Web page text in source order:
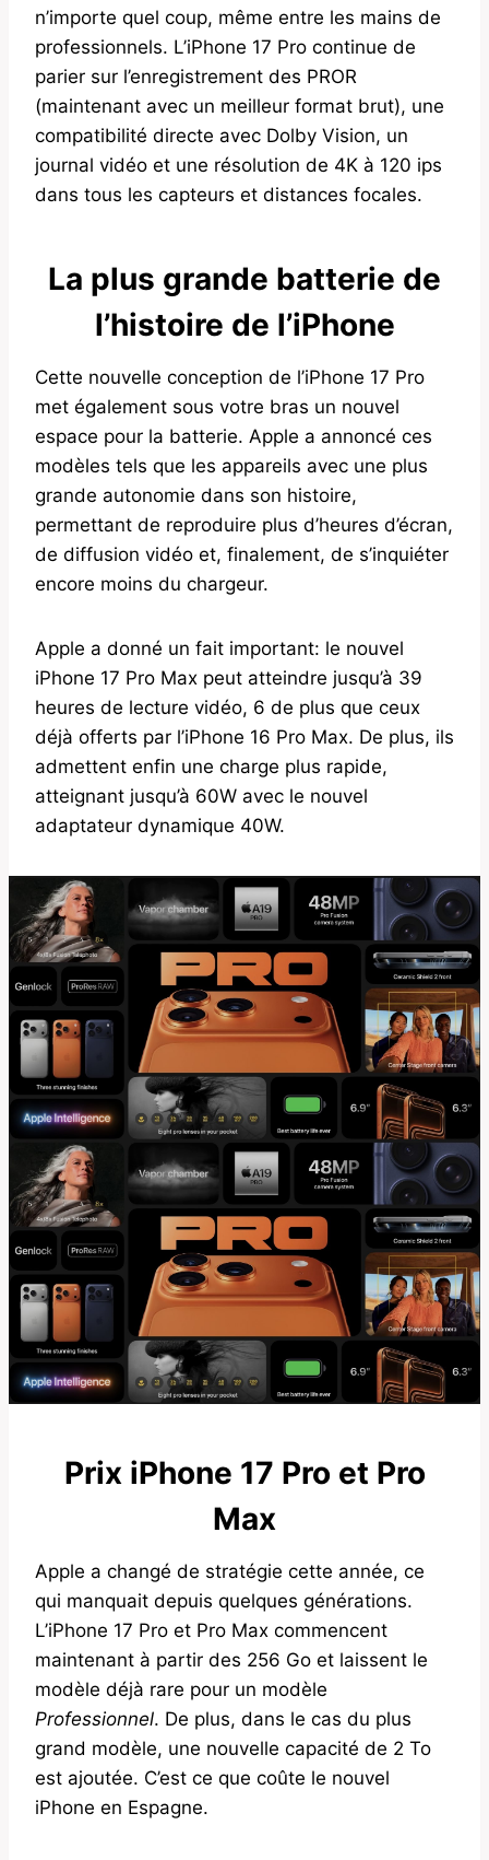
n’importe quel coup, même entre les mains de
professionnels. L’iPhone 17 Pro continue de
parier sur l’enregistrement des PROR
(maintenant avec un meilleur format brut), une
compatibilité directe avec Dolby Vision, un
journal vidéo et une résolution de 4K à 120 ips
dans tous les capteurs et distances focales.
La plus grande batterie de
l’histoire de l’iPhone
Cette nouvelle conception de l’iPhone 17 Pro
met également sous votre bras un nouvel
espace pour la batterie. Apple a annoncé ces
modèles tels que les appareils avec une plus
grande autonomie dans son histoire,
permettant de reproduire plus d’heures d’écran,
de diffusion vidéo et, finalement, de s’inquiéter
encore moins du chargeur.
Apple a donné un fait important: le nouvel
iPhone 17 Pro Max peut atteindre jusqu’à 39
heures de lecture vidéo, 6 de plus que ceux
déjà offerts par l’iPhone 16 Pro Max. De plus, ils
admettent enfin une charge plus rapide,
atteignant jusqu’à 60W avec le nouvel
adaptateur dynamique 40W.
Prix ​​iPhone 17 Pro et Pro
Max
Apple a changé de stratégie cette année, ce
qui manquait depuis quelques générations.
L’iPhone 17 Pro et Pro Max commencent
maintenant à partir des 256 Go et laissent le
modèle déjà rare pour un modèle
Professionnel. De plus, dans le cas du plus
grand modèle, une nouvelle capacité de 2 To
est ajoutée. C’est ce que coûte le nouvel
iPhone en Espagne.